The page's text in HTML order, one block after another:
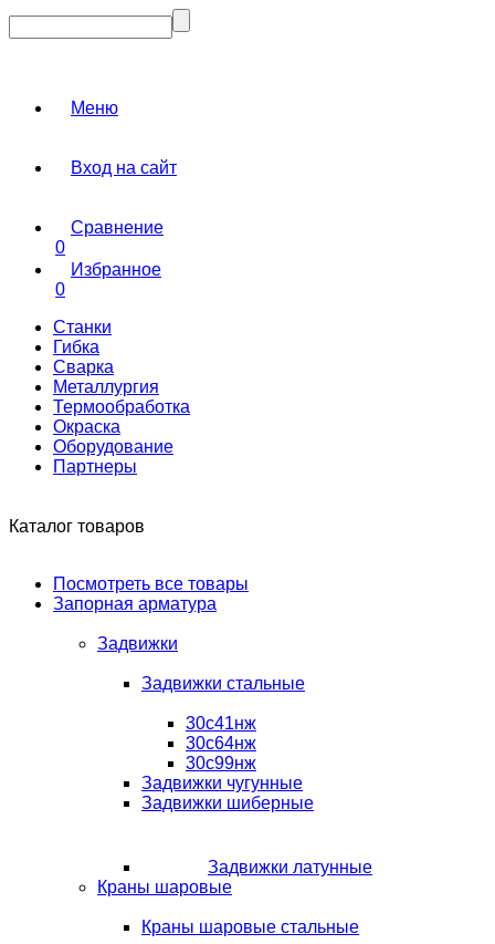
Меню
Вход на сайт
Сравнение
0
Избранное
0
Станки
Гибка
Сварка
Металлургия
Термообработка
Окраска
Оборудование
Партнеры
Каталог товаров
Посмотреть все товары
Запорная арматура
Задвижки
Задвижки стальные
30с41нж
30с64нж
30с99нж
Задвижки чугунные
Задвижки шиберные
Задвижки латунные
Краны шаровые
Краны шаровые стальные